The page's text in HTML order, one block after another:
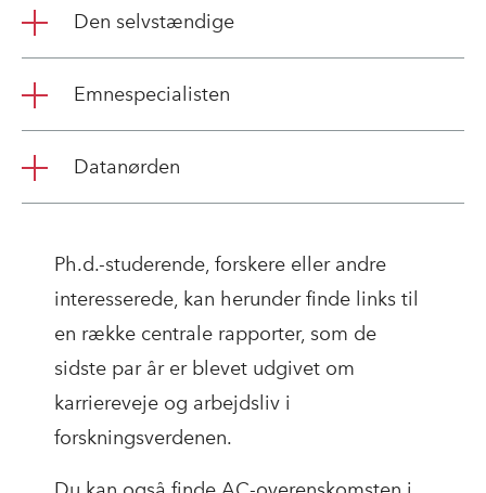
Den selvstændige
Emnespecialisten
Datanørden
Ph.d.-studerende, forskere eller andre
interesserede, kan herunder finde links til
en række centrale rapporter, som de
sidste par år er blevet udgivet om
karriereveje og arbejdsliv i
forskningsverdenen.